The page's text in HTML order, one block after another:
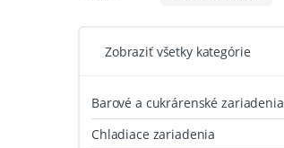
Zobraziť všetky kategórie
Barové a cukrárenské zariadenia
Chladiace zariadenia